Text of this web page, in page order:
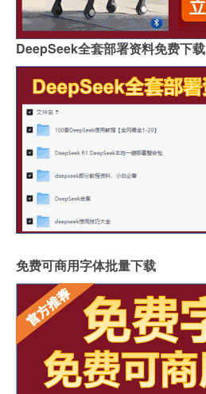
DeepSeek全套部署资料免费下载
免费可商用字体批量下载